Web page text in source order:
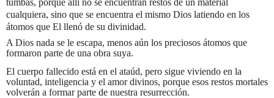
cualquiera, sino que se encuentra el mismo Dios latiendo en los
átomos que El llenó de su divinidad.
A Dios nada se le escapa, menos aún los preciosos átomos que
formaron parte de una obra suya.
El cuerpo fallecido está en el ataúd, pero sigue viviendo en la
voluntad, inteligencia y el amor divinos, porque esos restos mortales
volverán a formar parte de nuestra resurrección.